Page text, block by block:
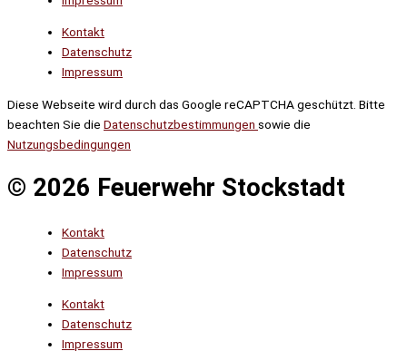
Kontakt
Datenschutz
Impressum
Diese Webseite wird durch das Google reCAPTCHA geschützt. Bitte
beachten Sie die Datenschutzbestimmungen sowie die
Nutzungsbedingungen
© 2026 Feuerwehr Stockstadt
Kontakt
Datenschutz
Impressum
Kontakt
Datenschutz
Impressum